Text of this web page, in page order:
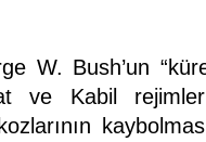
W. Bush’un
ve Kabil